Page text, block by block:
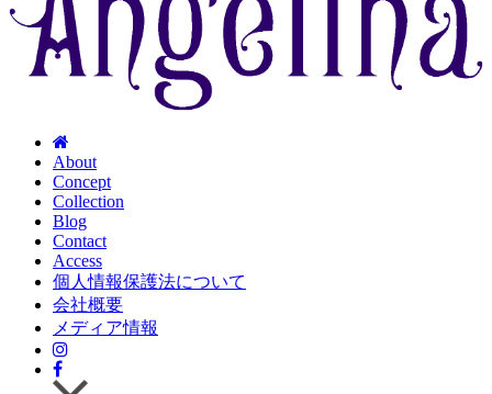
About
Concept
Collection
Blog
Contact
Access
個人情報保護法について
会社概要
メディア情報